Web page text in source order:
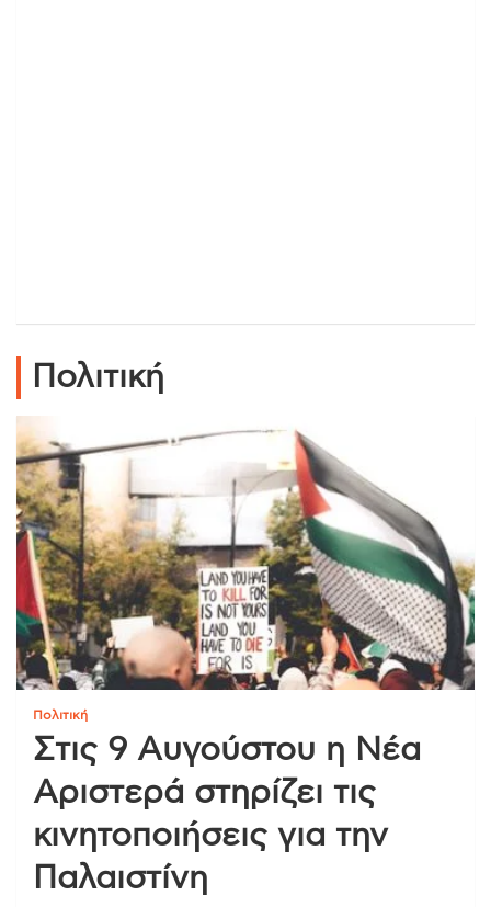
Πολιτική
Πολιτική
Στις 9 Αυγούστου η Νέα
Αριστερά στηρίζει τις
κινητοποιήσεις για την
Παλαιστίνη